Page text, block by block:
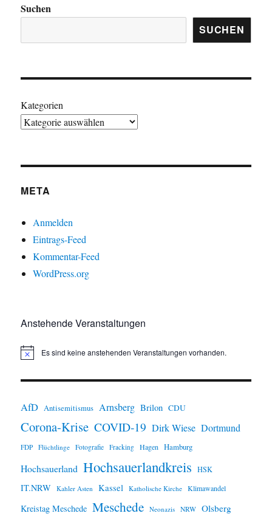
Suchen
SUCHEN
Kategorien
META
Anmelden
Eintrags-Feed
Kommentar-Feed
WordPress.org
Anstehende Veranstaltungen
H
w
s
Es sind keine anstehenden Veranstaltungen vorhanden.
AfD Antisemitismus Arnsberg Brilon CDU
Corona-Krise COVID-19 Dirk Wiese Dortmund
FDP Flüchtlinge Fotografie Fracking Hagen Hamburg
Hochsauerland Hochsauerlandkreis HSK
IT.NRW Kahler Asten Kassel Katholische Kirche Klimawandel
Kreistag Meschede Meschede Neonazis NRW Olsberg